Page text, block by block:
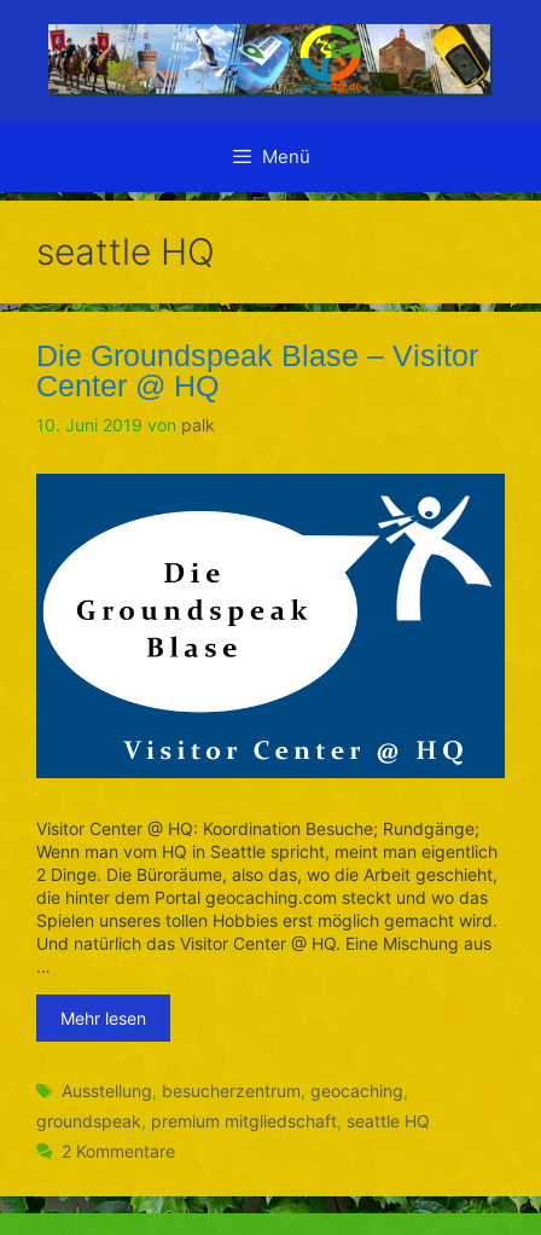
springen
Menü
seattle HQ
Die Groundspeak Blase – Visitor
Center @ HQ
10. Juni 2019 von palk
Visitor Center @ HQ: Koordination Besuche; Rundgänge;
Wenn man vom HQ in Seattle spricht, meint man eigentlich
2 Dinge. Die Büroräume, also das, wo die Arbeit geschieht,
die hinter dem Portal geocaching.com steckt und wo das
Spielen unseres tollen Hobbies erst möglich gemacht wird.
Und natürlich das Visitor Center @ HQ. Eine Mischung aus
…
Mehr lesen
Schlagwörter
Ausstellung, besucherzentrum,geocaching,
groundspeak, premium mitgliedschaft, seattle HQ
2 Kommentare